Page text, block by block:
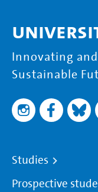
Innovating
Sustainable
Studies
Prospective